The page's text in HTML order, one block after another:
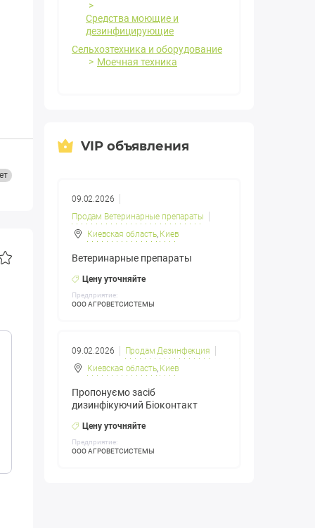
Средства моющие и
дезинфицирующие
Сельхозтехника и оборудование
Моечная техника
VIP объявления
09.02.2026
Продам Ветеринарные препараты
Киевская область, Киев
Ветеринарные препараты
Цену уточняйте
Предприятие:
ООО АГРОВЕТСИСТЕМЫ
09.02.2026
Продам Дезинфекция
Киевская область, Киев
Пропонуємо засіб
дизинфікуючий Біоконтакт
Цену уточняйте
Предприятие:
ООО АГРОВЕТСИСТЕМЫ